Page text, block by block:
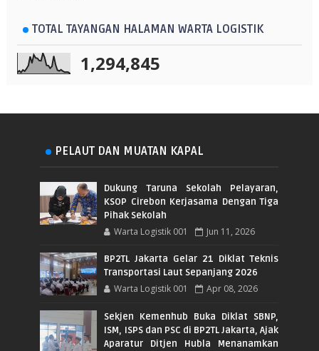
TOTAL TAYANGAN HALAMAN WARTA LOGISTIK
1,294,845
PELAUT DAN MUATAN KAPAL
Dukung Taruna Sekolah Pelayaran,
KSOP Cirebon Kerjasama Dengan Tiga
Pihak Sekolah
Warta Logistik 001 Jun 11, 2026
BP2TL Jakarta Gelar 21 Diklat Teknis
Transportasi Laut Sepanjang 2026
Warta Logistik 001 Apr 08, 2026
Sekjen Kemenhub Buka Diklat SBNP,
ISM, ISPS dan PSC di BP2TL Jakarta, Ajak
Aparatur Ditjen Hubla Menanamkan